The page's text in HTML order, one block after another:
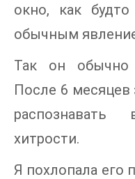
окно, как
обычным
Так он обычно
После 6 месяцев
хитрости.
Я похлопала его